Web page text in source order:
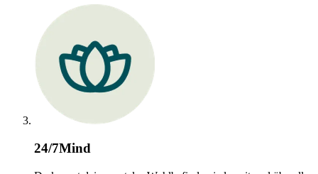
24/7Mind